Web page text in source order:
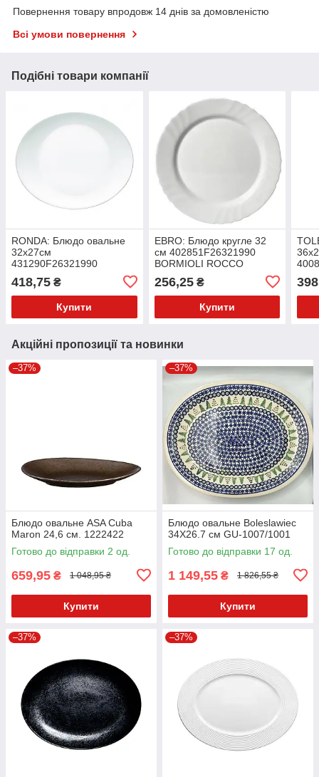
Повернення товару впродовж 14 днів за домовленістю
Всі умови повернення
Подібні товари компанії
RONDA: Блюдо овальне
32х27см
431290F26321990
418,75 ₴
Купити
EBRO: Блюдо кругле 32
см 402851F26321990
BORMIOLI ROCCO
256,25₴
Купити
Акційні пропозиції та новинки
–37%
Блюдо овальне ASA Cuba
Maron 24,6 см. 1222422
Готово до відправки 2 од.
659,95 ₴ 1 048,95 ₴
Купити
–37%
Блюдо овальне Boleslawiec
34X26.7 см GU-1007/1001
Готово до відправки 17 од.
1 149,55 ₴ 1 826,55 ₴
Купити
–37% –37%